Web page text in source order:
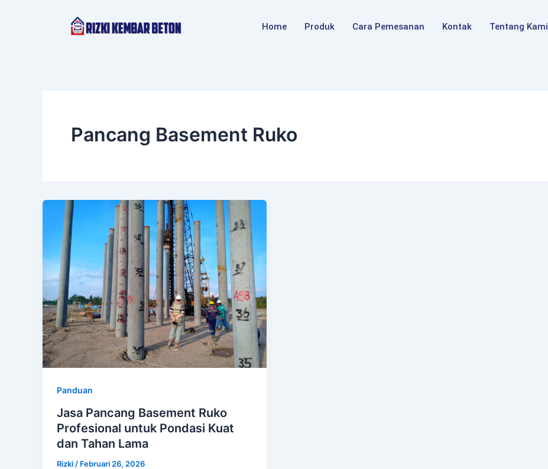
Home Produk Cara Pemesanan Kontak Tentang Kami
Pancang Basement Ruko
Panduan
Jasa Pancang Basement Ruko
Profesional untuk Pondasi Kuat
dan Tahan Lama
Rizki / Februari 26, 2026